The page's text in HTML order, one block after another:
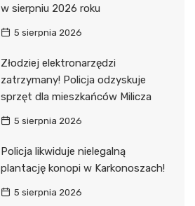
w sierpniu 2026 roku
5 sierpnia 2026
Złodziej elektronarzędzi
zatrzymany! Policja odzyskuje
sprzęt dla mieszkańców Milicza
5 sierpnia 2026
Policja likwiduje nielegalną
plantację konopi w Karkonoszach!
5 sierpnia 2026